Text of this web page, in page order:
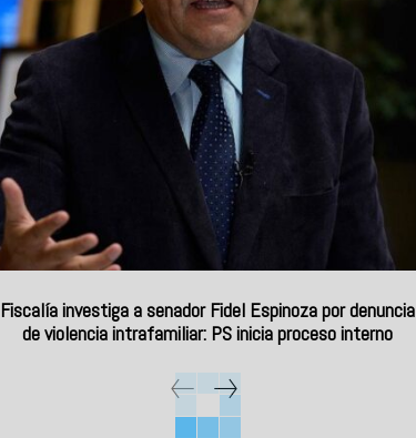
Fiscalía investiga a senador Fidel Espinoza por denuncia
de violencia intrafamiliar: PS inicia proceso interno